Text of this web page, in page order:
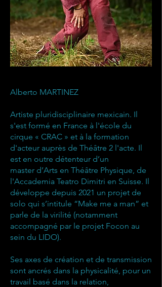
Alberto MARTINEZ
Artiste pluridisciplinaire mexicain. Il
s'est formé en France à l'école du
cirque « CRAC » et à la formation
d'acteur auprès de Théâtre 2 l'acte. Il
est en outre détenteur d’un
master d’Arts en Théâtre Physique, de
l'Accademia Teatro Dimitri en Suisse. Il
développe depuis 2021 un projet de
solo qui s’intitule “Make me a man” et
parle de la virilité (notamment
accompagné par le projet Focon au
sein du LIDO).
Ses axes de création et de transmission
sont ancrés dans la physicalité, pour un
travail basé dans la relation,